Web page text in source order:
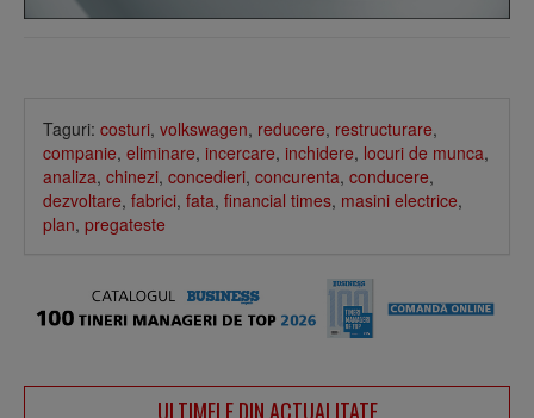
Taguri: costuri, volkswagen, reducere, restructurare,
companie, eliminare, incercare, inchidere, locuri de munca,
analiza, chinezi, concedieri, concurenta, conducere,
dezvoltare, fabrici, fata, financial times, masini electrice,
plan, pregateste
ULTIMELE DIN ACTUALITATE